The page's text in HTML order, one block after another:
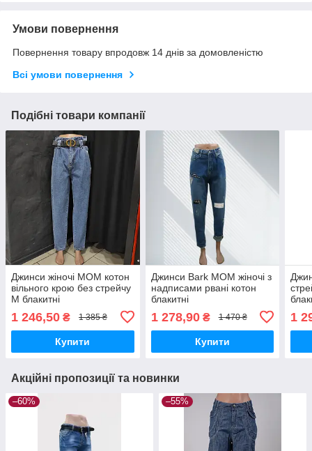
Умови повернення
Повернення товару впродовж 14 днів за домовленістю
Всі умови повернення
Подібні товари компанії
Джинси жіночі МОМ котон
вільного крою без стрейчу
M блакитні
1 246,50 ₴ 1 385 ₴
Купити
Джинси Bark MOM жіночі з
надписами рвані котон
блакитні
1 278,90₴ 1 470 ₴
Купити
1
Акційні пропозиції та новинки
–60% –55%